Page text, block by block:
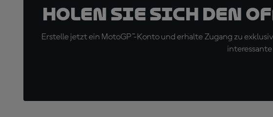
Holen Sie sich den
Erstelle jetzt ein MotoGP™-Konto und erhalte Zugang zu